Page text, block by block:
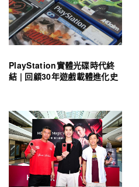
PlayStation實體光碟時代終
結 | 回顧30年遊戲載體進化史